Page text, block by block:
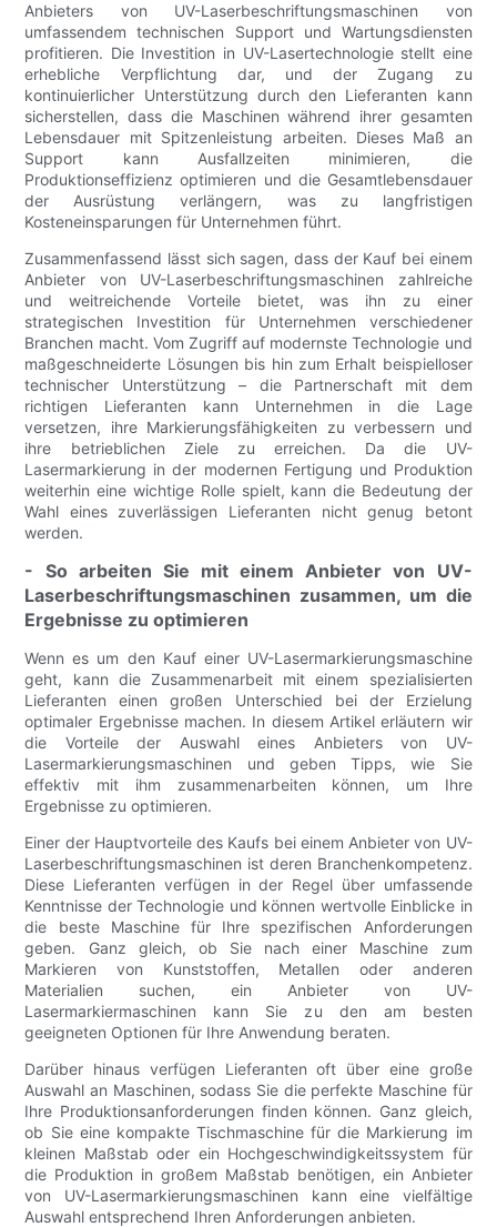
Anbieters von UV-Laserbeschriftungsmaschinen von
umfassendem technischen Support und Wartungsdiensten
profitieren. Die Investition in UV-Lasertechnologie stellt eine
erhebliche Verpflichtung dar, und der Zugang zu
kontinuierlicher Unterstützung durch den Lieferanten kann
sicherstellen, dass die Maschinen während ihrer gesamten
Lebensdauer mit Spitzenleistung arbeiten. Dieses Maß an
Support kann Ausfallzeiten minimieren, die
Produktionseffizienz optimieren und die Gesamtlebensdauer
der Ausrüstung verlängern, was zu langfristigen
Kosteneinsparungen für Unternehmen führt.
Zusammenfassend lässt sich sagen, dass der Kauf bei einem
Anbieter von UV-Laserbeschriftungsmaschinen zahlreiche
und weitreichende Vorteile bietet, was ihn zu einer
strategischen Investition für Unternehmen verschiedener
Branchen macht. Vom Zugriff auf modernste Technologie und
maßgeschneiderte Lösungen bis hin zum Erhalt beispielloser
technischer Unterstützung – die Partnerschaft mit dem
richtigen Lieferanten kann Unternehmen in die Lage
versetzen, ihre Markierungsfähigkeiten zu verbessern und
ihre betrieblichen Ziele zu erreichen. Da die UV-
Lasermarkierung in der modernen Fertigung und Produktion
weiterhin eine wichtige Rolle spielt, kann die Bedeutung der
Wahl eines zuverlässigen Lieferanten nicht genug betont
werden.
- So arbeiten Sie mit einem Anbieter von UV-
Laserbeschriftungsmaschinen zusammen, um die
Ergebnisse zu optimieren
Wenn es um den Kauf einer UV-Lasermarkierungsmaschine
geht, kann die Zusammenarbeit mit einem spezialisierten
Lieferanten einen großen Unterschied bei der Erzielung
optimaler Ergebnisse machen. In diesem Artikel erläutern wir
die Vorteile der Auswahl eines Anbieters von UV-
Lasermarkierungsmaschinen und geben Tipps, wie Sie
effektiv mit ihm zusammenarbeiten können, um Ihre
Ergebnisse zu optimieren.
Einer der Hauptvorteile des Kaufs bei einem Anbieter von UV-
Laserbeschriftungsmaschinen ist deren Branchenkompetenz.
Diese Lieferanten verfügen in der Regel über umfassende
Kenntnisse der Technologie und können wertvolle Einblicke in
die beste Maschine für Ihre spezifischen Anforderungen
geben. Ganz gleich, ob Sie nach einer Maschine zum
Markieren von Kunststoffen, Metallen oder anderen
Materialien suchen, ein Anbieter von UV-
Lasermarkiermaschinen kann Sie zu den am besten
geeigneten Optionen für Ihre Anwendung beraten.
Darüber hinaus verfügen Lieferanten oft über eine große
Auswahl an Maschinen, sodass Sie die perfekte Maschine für
Ihre Produktionsanforderungen finden können. Ganz gleich,
ob Sie eine kompakte Tischmaschine für die Markierung im
kleinen Maßstab oder ein Hochgeschwindigkeitssystem für
die Produktion in großem Maßstab benötigen, ein Anbieter
von UV-Lasermarkierungsmaschinen kann eine vielfältige
Auswahl entsprechend Ihren Anforderungen anbieten.